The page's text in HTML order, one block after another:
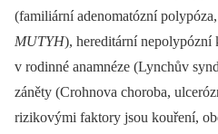
(familiární adenomatózní
MUTYH), hereditární
v rodinné anamnéze (Lynchův
záněty (Crohnova choroba,
rizikovými faktory jsou kouření,